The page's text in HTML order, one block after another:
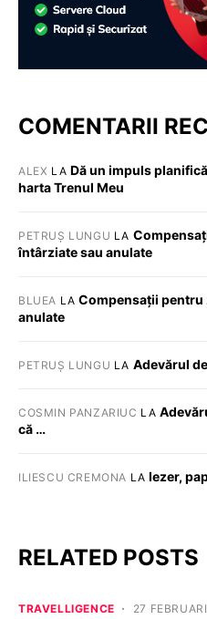
COMENTARII
ALEX LA Dă un impuls
harta Trenul Meu
PETRUȘ LUNGU LA
întârziate sau anulate
BLUEA LACompensații
anulate
PETRUȘ LUNGU LA Adevărul
COSMIN PANZARIUC LA
că …
ILIESCU CREMONA LA Iezer,
RELATED POSTS
TRAVELLIGENCE 27